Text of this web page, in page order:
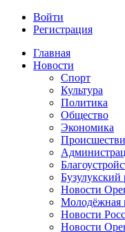
Войти
Регистрация
Главная
Новости
Спорт
Культура
Политика
Общество
Экономика
Бузулукский
Новости
Молодёжная
Новости
Новости